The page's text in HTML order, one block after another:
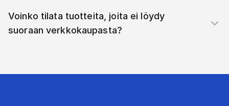
Voinko tilata tuotteita, joita ei löydy
suoraan verkkokaupasta?